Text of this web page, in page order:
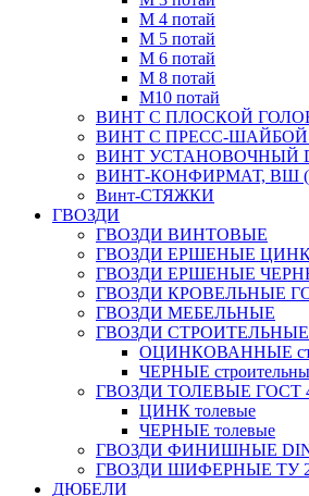
М 4 потай
М 5 потай
М 6 потай
М 8 потай
М10 потай
ВИНТ С ПЛОСКОЙ
ВИНТ С ПРЕСС-ШАЙБОЙ
ВИНТ УСТАНОВОЧНЫЙ
ВИНТ-КОНФИРМАТ, ВШ
Винт-СТЯЖКИ
ГВОЗДИ
ГВОЗДИ ВИНТОВЫЕ
ГВОЗДИ ЕРШЕНЫЕ
ГВОЗДИ ЕРШЕНЫЕ
ГВОЗДИ КРОВЕЛЬНЫЕ
ГВОЗДИ МЕБЕЛЬНЫЕ
ГВОЗДИ СТРОИТЕЛЬНЫЕ
ОЦИНКОВАННЫЕ
ЧЕРНЫЕ
ГВОЗДИ ТОЛЕВЫЕ ГОСТ
ЦИНК толевые
ЧЕРНЫЕ толевые
ГВОЗДИ ФИНИШНЫЕ DIN
ГВОЗДИ ШИФЕРНЫЕ ТУ
ДЮБЕЛИ